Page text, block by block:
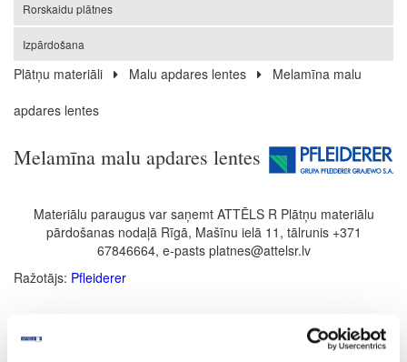
Rorskaidu plātnes
Izpārdošana
Plātņu materiāli Malu apdares lentes
Melamīna malu
apdares lentes
Melamīna malu apdares lentes
Materiālu paraugus var saņemt ATTĒLS R Plātņu materiālu
pārdošanas nodaļā Rīgā, Mašīnu ielā 11, tālrunis +371
67846664, e-pasts platnes@attelsr.lv
Ražotājs: Pfleiderer
FILTRS